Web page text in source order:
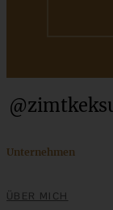
Unternehmen
ÜBER MICH